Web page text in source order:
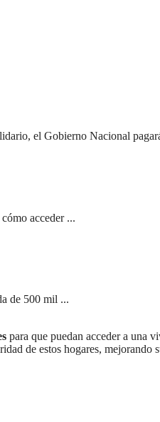
el Gobierno Nacional
acceder ...
de 500 mil ...
para que puedan acceder a una
de estos hogares, mejorando